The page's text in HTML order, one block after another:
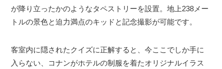
が降り立ったかのようなタペストリーを設置。地上238メー
トルの景色と迫力満点のキッドと記念撮影が可能です。
客室内に隠されたクイズに正解すると、今ここでしか手に
入らない、コナンがホテルの制服を着たオリジナルイラス